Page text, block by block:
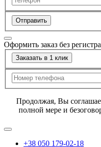
Отправить
Оформить заказ без
Заказать в 1 клик
Продолжая, Вы
полной мере и
+38 050 179-02-18